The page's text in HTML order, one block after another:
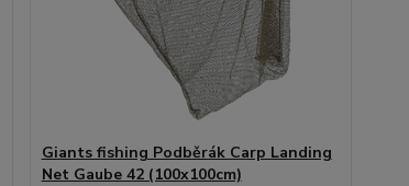
Giants fishing Podběrák Carp Landing
Net Gaube 42 (100x100cm)